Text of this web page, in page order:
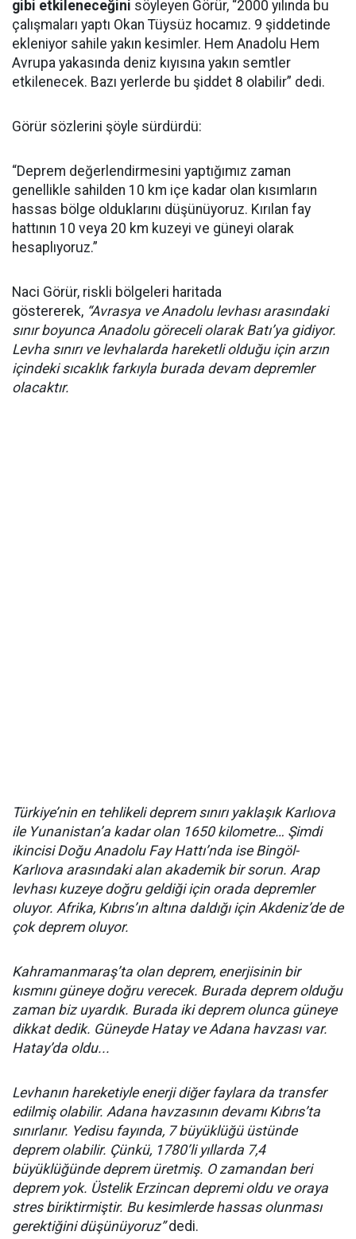
gibi etkileneceğini söyleyen Görür, “2000 yılında bu
çalışmaları yaptı Okan Tüysüz hocamız. 9 şiddetinde
ekleniyor sahile yakın kesimler. Hem Anadolu Hem
Avrupa yakasında deniz kıyısına yakın semtler
etkilenecek. Bazı yerlerde bu şiddet 8 olabilir” dedi.
Görür sözlerini şöyle sürdürdü:
“Deprem değerlendirmesini yaptığımız zaman
genellikle sahilden 10 km içe kadar olan kısımların
hassas bölge olduklarını düşünüyoruz. Kırılan fay
hattının 10 veya 20 km kuzeyi ve güneyi olarak
hesaplıyoruz.”
Naci Görür, riskli bölgeleri haritada
göstererek, “Avrasya ve Anadolu levhası arasındaki
sınır boyunca Anadolu göreceli olarak Batı’ya gidiyor.
Levha sınırı ve levhalarda hareketli olduğu için arzın
içindeki sıcaklık farkıyla burada devam depremler
olacaktır.
Türkiye’nin en tehlikeli deprem sınırı yaklaşık Karlıova
ile Yunanistan’a kadar olan 1650 kilometre… Şimdi
ikincisi Doğu Anadolu Fay Hattı’nda ise Bingöl-
Karlıova arasındaki alan akademik bir sorun. Arap
levhası kuzeye doğru geldiği için orada depremler
oluyor. Afrika, Kıbrıs’ın altına daldığı için Akdeniz’de de
çok deprem oluyor.
Kahramanmaraş’ta olan deprem, enerjisinin bir
kısmını güneye doğru verecek. Burada deprem olduğu
zaman biz uyardık. Burada iki deprem olunca güneye
dikkat dedik. Güneyde Hatay ve Adana havzası var.
Hatay’da oldu...
Levhanın hareketiyle enerji diğer faylara da transfer
edilmiş olabilir. Adana havzasının devamı Kıbrıs’ta
sınırlanır. Yedisu fayında, 7 büyüklüğü üstünde
deprem olabilir. Çünkü, 1780’li yıllarda 7,4
büyüklüğünde deprem üretmiş. O zamandan beri
deprem yok. Üstelik Erzincan depremi oldu ve oraya
stres biriktirmiştir. Bu kesimlerde hassas olunması
gerektiğini düşünüyoruz”dedi.